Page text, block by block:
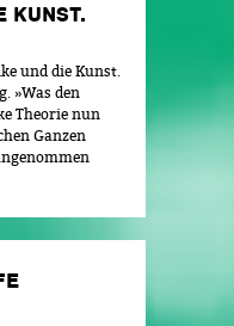
KUNST.
und die Kunst.
»Was den
Theorie nun
Ganzen